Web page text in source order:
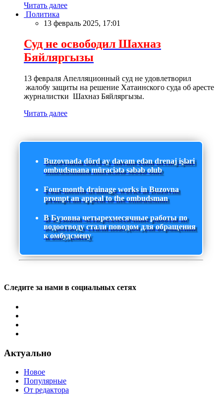
Читать далее
Политика
13 февраль 2025, 17:01
Суд не освободил Шахназ
Бяйляргызы
13 февраля Апелляционный суд не удовлетворил
жалобу защиты на решение Хатаинского суда об аресте
журналистки Шахназ Бяйляргызы.
Читать далее
Buzovnada dörd ay davam edən drenaj işləri
ombudsmana müraciətə səbəb olub
Four-month drainage works in Buzovna
prompt an appeal to the ombudsman
В Бузовна четырехмесячные работы по
водоотводу стали поводом для обращения
к омбудсмену
Следите за нами в социальных сетях
Актуально
Новое
Популярные
От редактора